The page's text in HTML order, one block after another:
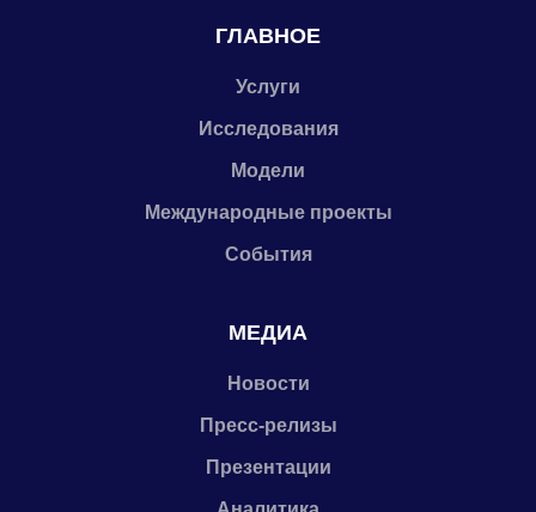
ГЛАВНОЕ
Услуги
Исследования
Модели
Международные проекты
События
МЕДИА
Новости
Пресс-релизы
Презентации